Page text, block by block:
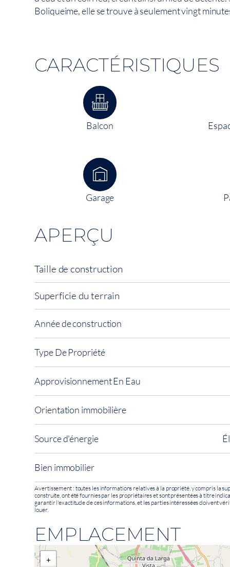
Boliqueime, elle se trouve à seulement vingt
CARACTÉRISTIQUES
Balcon
Garage
APERÇU
Taille de construction
Superficie du terrain
Année de construction
Type De Propriété
Approvisionnement En Eau
Orientation immobilière
Source d'énergie
Bien immobilier
Avertissement : toutes les informations relatives à la propriété, y compris la
construite, ont été fournies par les propriétaires et sont présentées à titre
garantir l'exactitude de ces informations, et les parties intéressées doivent
louer.
EMPLACEMENT
+